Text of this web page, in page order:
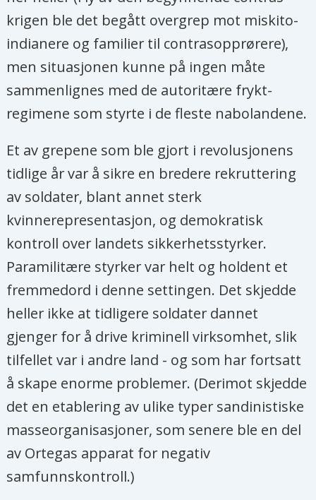
krigen ble det begått overgrep mot miskito-
indianere og familier til contrasopprørere),
men situasjonen kunne på ingen måte
sammenlignes med de autoritære frykt-
regimene som styrte i de fleste nabolandene.
Et av grepene som ble gjort i revolusjonens
tidlige år var å sikre en bredere rekruttering
av soldater, blant annet sterk
kvinnerepresentasjon, og demokratisk
kontroll over landets sikkerhetsstyrker.
Paramilitære styrker var helt og holdent et
fremmedord i denne settingen. Det skjedde
heller ikke at tidligere soldater dannet
gjenger for å drive kriminell virksomhet, slik
tilfellet var i andre land - og som har fortsatt
å skape enorme problemer. (Derimot skjedde
det en etablering av ulike typer sandinistiske
masseorganisasjoner, som senere ble en del
av Ortegas apparat for negativ
samfunnskontroll.)